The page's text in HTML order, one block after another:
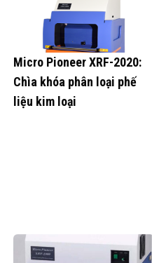
Micro Pioneer XRF-2020:
Chìa khóa phân loại phế
liệu kim loại